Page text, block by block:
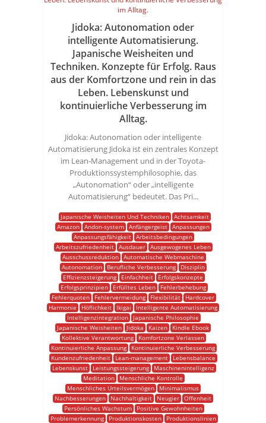
Jidoka: Autonomation oder
intelligente Automatisierung.
Japanische Weisheiten und
Techniken. Konzepte für Erfolg. Raus
aus der Komfortzone und rein in das
Leben. Lebenskunst und
kontinuierliche Verbesserung im
Alltag.
Jidoka: Autonomation oder intelligente
Automatisierung Jidoka ist ein zentrales Konzept
im Lean-Management und in der Toyota-
Produktionssystemphilosophie, das
„Autonomation“ oder „intelligente
Automatisierung“ bedeutet. Das Pri...
Japanische Weisheiten Und Techniken
Achtsamkeit
Amazon
Andon-system Anfängergeist
Anpassungen
Anpassungsfähigkeit Arbeitsbedingungen
Arbeitszufriedenheit
Ausdauer
Ausgewogenes Leben
Ausschussreduktion
Automatische Webmaschine
Autonomation
Berufliche Verbesserung
Disziplin
Effizienzsteigerung
Einfachheit
Erfolgskonzepte
Erfolgsprinzipien
Erfülltes Leben
Fehlerbehebung
Fehlerquoten
Fehlervermeidung Flexibilität
Hardcover
Harmonie
Höflichkeit Ikigai
Intelligente Automatisierung
Intelligenzintegration
Japanische Philosophie
Japanische Weisheiten
Jidoka Kaizen
Kindle Ebook
Kollektive Verantwortung
Komfortzone Verlassen
Kontinuierliche Anpassung
Kontinuierliche Verbesserung
Kundenzufriedenheit
Lean-management
Lebensbalance
Lebenskunst
Leistungssteigerung
Maschinenintelligenz
Meditation
Menschliche Kontrolle
Menschliches Urteilsvermögen
Minimalismus
Nachbesserungen
Nachhaltigkeit Neugier Offenheit
Persönliches Wachstum
Positive Gewohnheiten
Problemerkennung
Produktionskosten
Produktionslinien